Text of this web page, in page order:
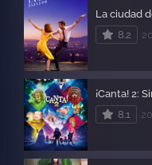
La ciudad
8.2
¡Canta! 2:
8.1